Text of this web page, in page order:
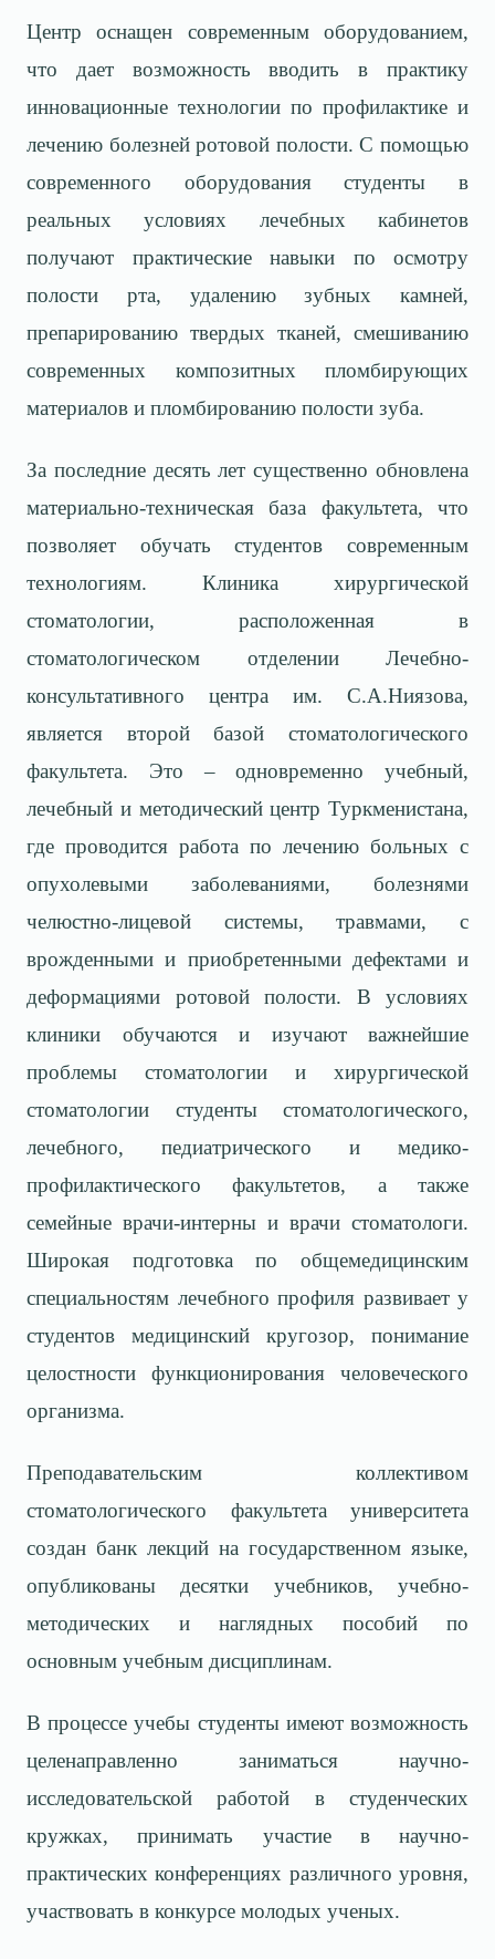
Центр оснащен современным оборудованием,
что дает возможность вводить в практику
инновационные технологии по профилактике и
лечению болезней ротовой полости. С помощью
современного оборудования студенты в
реальных условиях лечебных кабинетов
получают практические навыки по осмотру
полости рта, удалению зубных камней,
препарированию твердых тканей, смешиванию
современных композитных пломбирующих
материалов и пломбированию полости зуба.
За последние десять лет существенно обновлена
материально-техническая база факультета, что
позволяет обучать студентов современным
технологиям. Клиника хирургической
стоматологии, расположенная в
стоматологическом отделении Лечебно-
консультативного центра им. С.А.Ниязова,
является второй базой стоматологического
факультета. Это – одновременно учебный,
лечебный и методический центр Туркменистана,
где проводится работа по лечению больных с
опухолевыми заболеваниями, болезнями
челюстно-лицевой системы, травмами, с
врожденными и приобретенными дефектами и
деформациями ротовой полости. В условиях
клиники обучаются и изучают важнейшие
проблемы стоматологии и хирургической
стоматологии студенты стоматоло­гичес­кого,
лечебного, педиатрического и медико-
профилактического факуль­тетов, а также
семейные врачи-интерны и врачи стоматологи.
Широкая подготовка по общемедицинским
специальностям лечебного профиля развивает у
студентов медицинский кругозор, понимание
целостности функцио­нирования человеческого
организма.
Преподавательским коллективом
стоматологического факультета университета
создан банк лекций на государственном языке,
опубликованы десятки учебников, учебно-
методических и наглядных пособий по
основным учебным дисциплинам.
В процессе учебы студенты имеют возможность
целенаправленно заниматься научно-
исследовательской работой в студенческих
кружках, при­нимать участие в научно-
практических конференциях различного уровня,
участвовать в конкурсе молодых ученых.